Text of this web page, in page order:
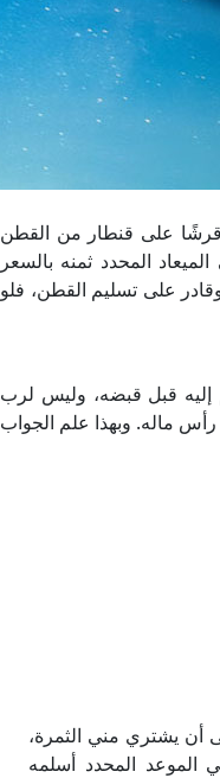
التصرف في المسلم فيه قبل قبضه؛ فقد أعطى رجلٌ آخرَ مبلغًا قدره 220 قرشًا على قنطار من القطن
المحدد ثمنه بالسعر
على تسليم القطن، فلو
إليه قبل قبضه، وليس لرب
رأس ماله. وبهذا علم الجواب
أن يشتري مني الثمرة،
الموعد المحدد أسلمه